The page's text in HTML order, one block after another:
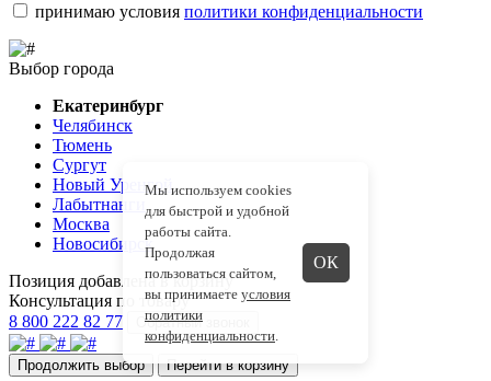
принимаю условия политики конфиденциальности
Выбор города
Екатеринбург
Челябинск
Тюмень
Сургут
Новый Уренгой
Лабытнанги
Москва
Новосибирск
Позиция добавлена в корзину
Консультация по товару
8 800 222 82 77
Обратный звонок
Продолжить выбор Перейти в корзину
Мы используем cookies
для быстрой и удобной
работы сайта.
Продолжая
пользоваться сайтом,
вы принимаете условия
политики
конфиденциальности.
ОК